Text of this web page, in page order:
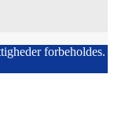
forbeholdes.